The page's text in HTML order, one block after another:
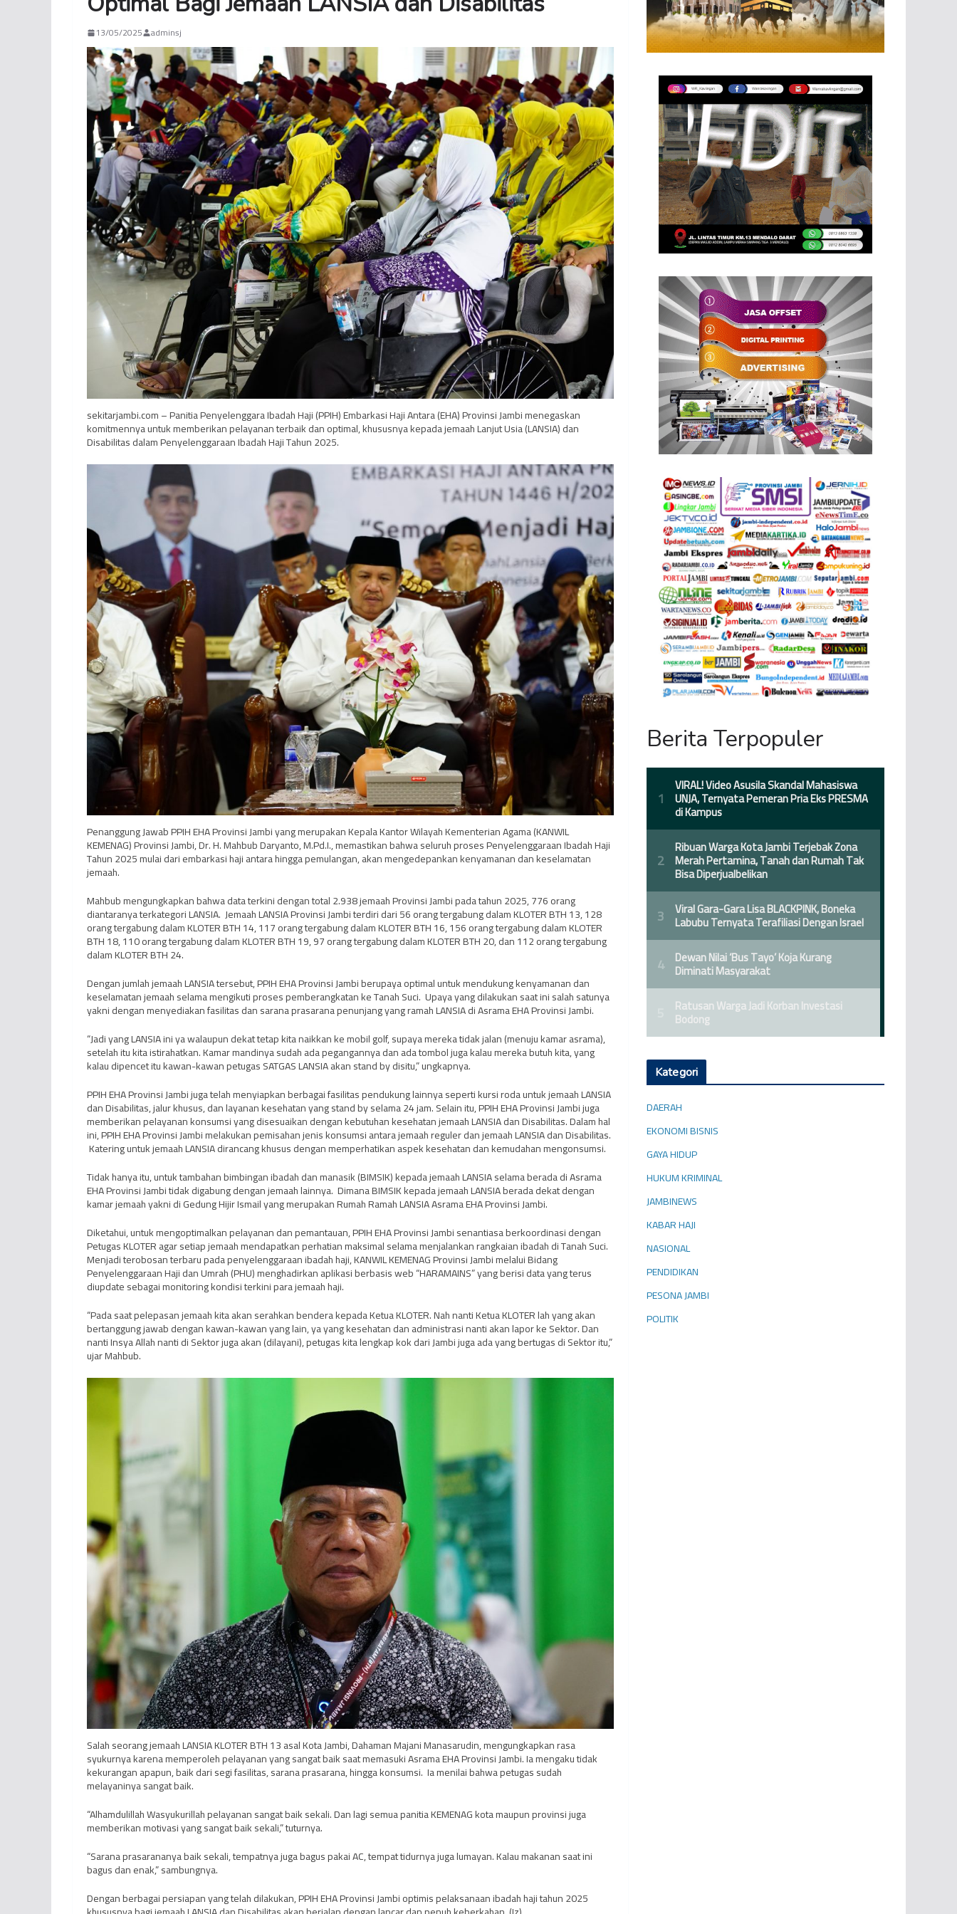
13/05/2025 adminsj
sekitarjambi.com – Panitia Penyelenggara Ibadah Haji (PPIH) Embarkasi Haji Antara (EHA) Provinsi Jambi menegaskan
komitmennya untuk memberikan pelayanan terbaik dan optimal, khususnya kepada jemaah Lanjut Usia (LANSIA) dan
Disabilitas dalam Penyelenggaraan Ibadah Haji Tahun 2025.
Penanggung Jawab PPIH EHA Provinsi Jambi yang merupakan Kepala Kantor Wilayah Kementerian Agama (KANWIL
KEMENAG) Provinsi Jambi, Dr. H. Mahbub Daryanto, M.Pd.I., memastikan bahwa seluruh proses Penyelenggaraan Ibadah Haji
Tahun 2025 mulai dari embarkasi haji antara hingga pemulangan, akan mengedepankan kenyamanan dan keselamatan
jemaah.
Mahbub mengungkapkan bahwa data terkini dengan total 2.938 jemaah Provinsi Jambi pada tahun 2025, 776 orang
diantaranya terkategori LANSIA. Jemaah LANSIA Provinsi Jambi terdiri dari 56 orang tergabung dalam KLOTER BTH 13, 128
orang tergabung dalam KLOTER BTH 14, 117 orang tergabung dalam KLOTER BTH 16, 156 orang tergabung dalam KLOTER
BTH 18, 110 orang tergabung dalam KLOTER BTH 19, 97 orang tergabung dalam KLOTER BTH 20, dan 112 orang tergabung
dalam KLOTER BTH 24.
Dengan jumlah jemaah LANSIA tersebut, PPIH EHA Provinsi Jambi berupaya optimal untuk mendukung kenyamanan dan
keselamatan jemaah selama mengikuti proses pemberangkatan ke Tanah Suci. Upaya yang dilakukan saat ini salah satunya
yakni dengan menyediakan fasilitas dan sarana prasarana penunjang yang ramah LANSIA di Asrama EHA Provinsi Jambi.
“Jadi yang LANSIA ini ya walaupun dekat tetap kita naikkan ke mobil golf, supaya mereka tidak jalan (menuju kamar asrama),
setelah itu kita istirahatkan. Kamar mandinya sudah ada pegangannya dan ada tombol juga kalau mereka butuh kita, yang
kalau dipencet itu kawan-kawan petugas SATGAS LANSIA akan stand by disitu,” ungkapnya.
PPIH EHA Provinsi Jambi juga telah menyiapkan berbagai fasilitas pendukung lainnya seperti kursi roda untuk jemaah LANSIA
dan Disabilitas, jalur khusus, dan layanan kesehatan yang stand by selama 24 jam. Selain itu, PPIH EHA Provinsi Jambi juga
memberikan pelayanan konsumsi yang disesuaikan dengan kebutuhan kesehatan jemaah LANSIA dan Disabilitas. Dalam hal
ini, PPIH EHA Provinsi Jambi melakukan pemisahan jenis konsumsi antara jemaah reguler dan jemaah LANSIA dan Disabilitas.
Katering untuk jemaah LANSIA dirancang khusus dengan memperhatikan aspek kesehatan dan kemudahan mengonsumsi.
Tidak hanya itu, untuk tambahan bimbingan ibadah dan manasik (BIMSIK) kepada jemaah LANSIA selama berada di Asrama
EHA Provinsi Jambi tidak digabung dengan jemaah lainnya. Dimana BIMSIK kepada jemaah LANSIA berada dekat dengan
kamar jemaah yakni di Gedung Hijir Ismail yang merupakan Rumah Ramah LANSIA Asrama EHA Provinsi Jambi.
Diketahui, untuk mengoptimalkan pelayanan dan pemantauan, PPIH EHA Provinsi Jambi senantiasa berkoordinasi dengan
Petugas KLOTER agar setiap jemaah mendapatkan perhatian maksimal selama menjalankan rangkaian ibadah di Tanah Suci.
Menjadi terobosan terbaru pada penyelenggaraan ibadah haji, KANWIL KEMENAG Provinsi Jambi melalui Bidang
Penyelenggaraan Haji dan Umrah (PHU) menghadirkan aplikasi berbasis web “HARAMAINS” yang berisi data yang terus
diupdate sebagai monitoring kondisi terkini para jemaah haji.
“Pada saat pelepasan jemaah kita akan serahkan bendera kepada Ketua KLOTER. Nah nanti Ketua KLOTER lah yang akan
bertanggung jawab dengan kawan-kawan yang lain, ya yang kesehatan dan administrasi nanti akan lapor ke Sektor. Dan
nanti Insya Allah nanti di Sektor juga akan (dilayani), petugas kita lengkap kok dari Jambi juga ada yang bertugas di Sektor itu,”
ujar Mahbub.
Salah seorang jemaah LANSIA KLOTER BTH 13 asal Kota Jambi, Dahaman Majani Manasarudin, mengungkapkan rasa
syukurnya karena memperoleh pelayanan yang sangat baik saat memasuki Asrama EHA Provinsi Jambi. Ia mengaku tidak
kekurangan apapun, baik dari segi fasilitas, sarana prasarana, hingga konsumsi. Ia menilai bahwa petugas sudah
melayaninya sangat baik.
“Alhamdulillah Wasyukurillah pelayanan sangat baik sekali. Dan lagi semua panitia KEMENAG kota maupun provinsi juga
memberikan motivasi yang sangat baik sekali,” tuturnya.
“Sarana prasarananya baik sekali, tempatnya juga bagus pakai AC, tempat tidurnya juga lumayan. Kalau makanan saat ini
bagus dan enak,” sambungnya.
Dengan berbagai persiapan yang telah dilakukan, PPIH EHA Provinsi Jambi optimis pelaksanaan ibadah haji tahun 2025
Berita Terpopuler
Kategori
DAERAH
EKONOMI BISNIS
GAYA HIDUP
HUKUM KRIMINAL
JAMBINEWS
KABAR HAJI
NASIONAL
PENDIDIKAN
PESONA JAMBI
POLITIK